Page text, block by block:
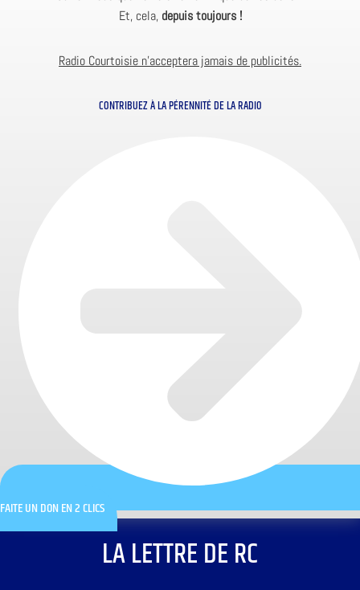
Et, cela, depuis toujours !
Radio Courtoisie n’acceptera jamais de publicités.
CONTRIBUEZ À LA PÉRENNITÉ DE LA RADIO
FAITE UN DON EN 2 CLICS
LA LETTRE DE RC